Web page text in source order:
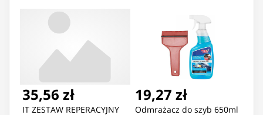
35,56 zł
IT ZESTAW REPERACYJNY
19,27 zł
Odmrażacz do szyb 650ml